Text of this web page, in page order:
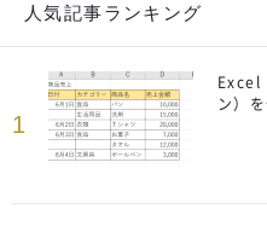
人気記事ランキング
1
Excel
ン）